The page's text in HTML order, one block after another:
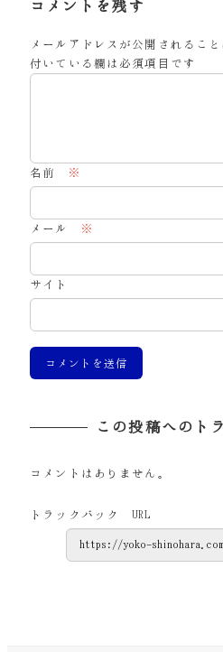
コメントを残す
メールアドレスが公開されること
付いている欄は必須項目です
名前 ※
メール ※
サイト
この投稿へのト
コメントはありません。
トラックバック URL